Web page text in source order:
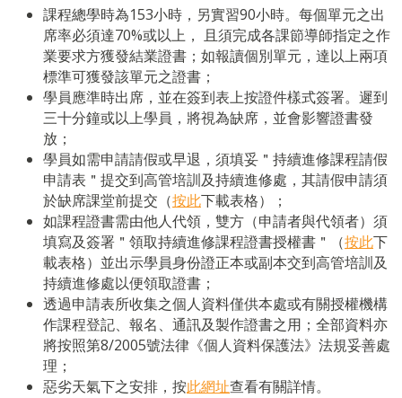
課程總學時為153小時，另實習90小時。每個單元之出
席率必須達70%或以上， 且須完成各課節導師指定之作
業要求方獲發結業證書；如報讀個別單元，達以上兩項
標準可獲發該單元之證書；
學員應準時出席，並在簽到表上按證件樣式簽署。遲到
三十分鐘或以上學員，將視為缺席，並會影響證書發
放；
學員如需申請請假或早退，須填妥＂持續進修課程請假
申請表＂提交到高管培訓及持續進修處，其請假申請須
於缺席課堂前提交（按此下載表格）；
如課程證書需由他人代領，雙方（申請者與代領者）須
填寫及簽署＂領取持續進修課程證書授權書＂（按此下
載表格）並出示學員身份證正本或副本交到高管培訓及
持續進修處以便領取證書；
透過申請表所收集之個人資料僅供本處或有關授權機構
作課程登記、報名、通訊及製作證書之用；全部資料亦
將按照第8/2005號法律《個人資料保護法》法規妥善處
理；
惡劣天氣下之安排，按此網址查看有關詳情。